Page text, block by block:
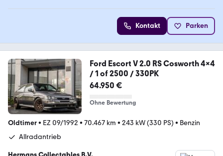
Kontakt Parken
Ford Escort V 2.0 RS Cosworth 4x4
/ 1 of 2500 / 330PK
64.950 €
Ohne Bewertung
Oldtimer• EZ 09/1992 • 70.467 km • 243 kW (330 PS) • Benzin
Allradantrieb